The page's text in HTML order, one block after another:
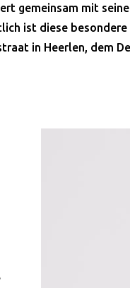
gemeinsam mit
ist diese
in Heerlen, dem